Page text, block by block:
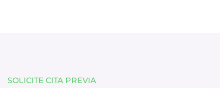
SOLICITE CITA PREVIA